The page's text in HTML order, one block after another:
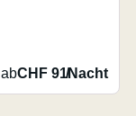
abCHF 91/Nacht